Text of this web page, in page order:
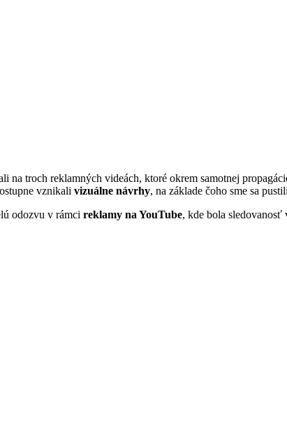
na troch reklamných videách, ktoré okrem samotnej
vznikali vizuálne návrhy, na základe čoho sme sa
odozvu v rámci reklamy na YouTube, kde bola sledovanosť